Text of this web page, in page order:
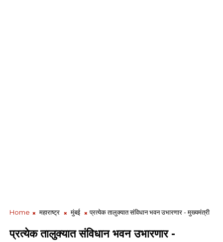
Home महाराष्ट्र मुंबई प्रत्येक तालुक्यात संविधान भवन उभारणार - मुख्यमंत्री
प्रत्येक तालुक्यात संविधान भवन उभारणार -